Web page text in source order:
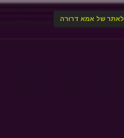
לאתר של אמא דרורה